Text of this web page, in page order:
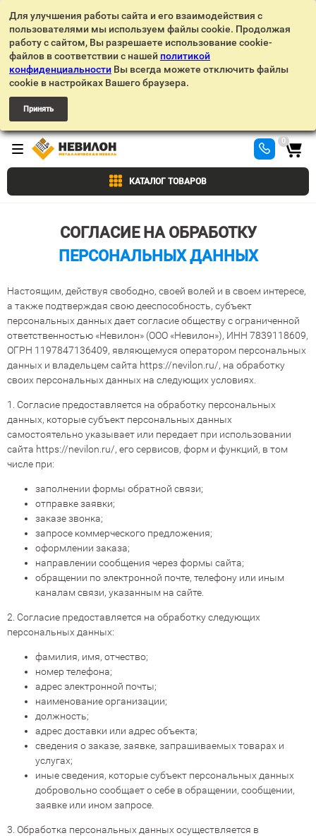
Для улучшения работы сайта и его взаимодействия с
пользователями мы используем файлы cookie. Продолжая
работу с сайтом, Вы разрешаете использование cookie-
файлов в соответствии с нашей политикой
конфиденциальности Вы всегда можете отключить файлы
cookie в настройках Вашего браузера.
Принять
КАТАЛОГ ТОВАРОВ
0
СОГЛАСИЕ НА ОБРАБОТКУ
ПЕРСОНАЛЬНЫХ ДАННЫХ
Настоящим, действуя свободно, своей волей и в своем интересе,
а также подтверждая свою дееспособность, субъект
персональных данных дает согласие обществу с ограниченной
ответственностью «Невилон» (ООО «Невилон»), ИНН 7839118609,
ОГРН 1197847136409, являющемуся оператором персональных
данных и владельцем сайта https://nevilon.ru/, на обработку
своих персональных данных на следующих условиях.
1. Согласие предоставляется на обработку персональных
данных, которые субъект персональных данных
самостоятельно указывает или передает при использовании
сайта https://nevilon.ru/, его сервисов, форм и функций, в том
числе при:
заполнении формы обратной связи;
отправке заявки;
заказе звонка;
запросе коммерческого предложения;
оформлении заказа;
направлении сообщения через формы сайта;
обращении по электронной почте, телефону или иным
каналам связи, указанным на сайте.
2. Согласие предоставляется на обработку следующих
персональных данных:
фамилия, имя, отчество;
номер телефона;
адрес электронной почты;
наименование организации;
должность;
адрес доставки или адрес объекта;
сведения о заказе, заявке, запрашиваемых товарах и
услугах;
иные сведения, которые субъект персональных данных
добровольно сообщает о себе в обращении, сообщении,
заявке или ином запросе.
3. Обработка персональных данных осуществляется в